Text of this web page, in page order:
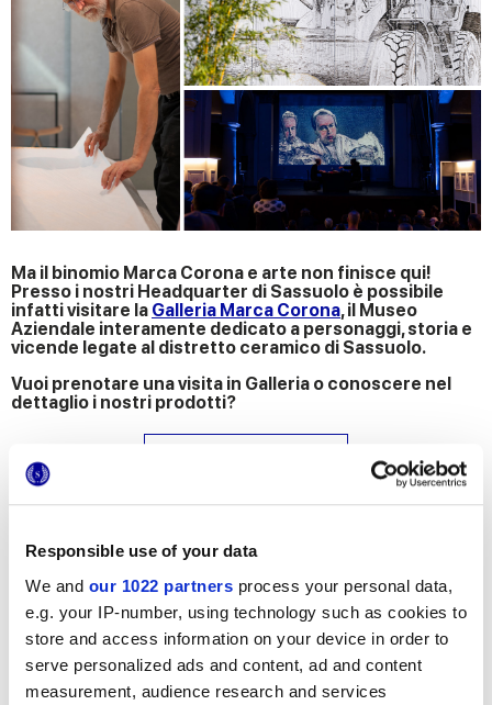
Responsible use of your data
We and our 1022 partners process your personal data,
e.g. your IP-number, using technology such as cookies to
store and access information on your device in order to
serve personalized ads and content, ad and content
measurement, audience research and services
Ma il binomio Marca Corona e arte non finisce qui!
Presso i nostri Headquarter di Sassuolo è possibile
infatti visitare la Galleria Marca Corona, il Museo
Aziendale interamente dedicato a personaggi, storia e
vicende legate al distretto ceramico di Sassuolo.
Vuoi prenotare una visita in Galleria o conoscere nel
dettaglio i nostri prodotti?
SCARICA IL FLYER DELLA MOSTRA E SCOPRI DOVE
Contattaciper maggiori informazioni
Aggiungiai preferiti
Condividiquesto articolo